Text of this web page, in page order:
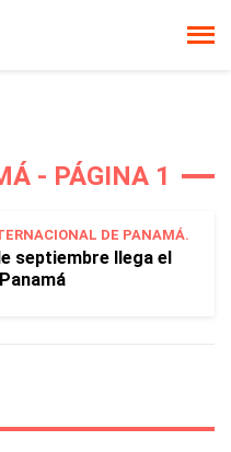
- PÁGINA 1
DE PANAMÁ.
septiembre llega el